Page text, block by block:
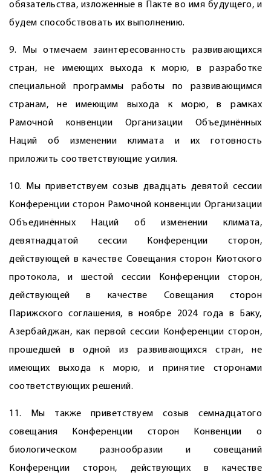
обязательства, изложенные в Пакте во имя будущего, и
будем способствовать их выполнению.
9. Мы отмечаем заинтересованность развивающихся
стран, не имеющих выхода к морю, в разработке
специальной программы работы по развивающимся
странам, не имеющим выхода к морю, в рамках
Рамочной конвенции Организации Объединённых
Наций об изменении климата и их готовность
приложить соответствующие усилия.
10. Мы приветствуем созыв двадцать девятой сессии
Конференции сторон Рамочной конвенции Организации
Объединённых Наций об изменении климата,
девятнадцатой сессии Конференции сторон,
действующей в качестве Совещания сторон Киотского
протокола, и шестой сессии Конференции сторон,
действующей в качестве Совещания сторон
Парижского соглашения, в ноябре 2024 года в Баку,
Азербай­джан, как первой сессии Конференции сторон,
прошедшей в одной из развивающихся стран, не
имеющих выхода к морю, и принятие сторонами
соответствующих решений.
11. Мы также приветствуем созыв семнадцатого
совещания Конференции сторон Конвенции о
биологическом разнообразии и совещаний
Конференции сторон, действующих в качестве